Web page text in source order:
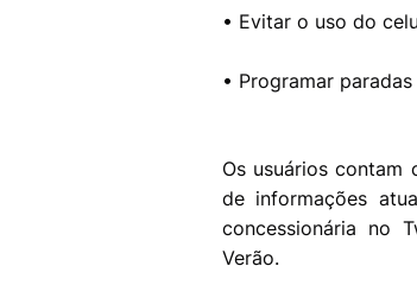
• Evitar o uso do
• Programar
Os usuários contam
de informações
concessionária no
Verão.